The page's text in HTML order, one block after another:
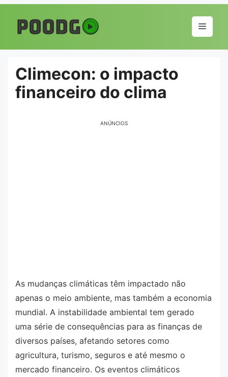
para
conteúdo
Menu
Climecon: o impacto
financeiro do clima
ANÚNCIOS
As mudanças climáticas têm impactado não
apenas o meio ambiente, mas também a economia
mundial. A instabilidade ambiental tem gerado
uma série de consequências para as finanças de
diversos países, afetando setores como
agricultura, turismo, seguros e até mesmo o
mercado financeiro. Os eventos climáticos